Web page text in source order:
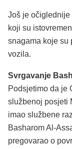
Još je
koji su
snagama koje su
vozila.
Svrgavanje
Podsjetimo da je
službenoj posjeti
imao službene
Basharom Al-
pregovarao o